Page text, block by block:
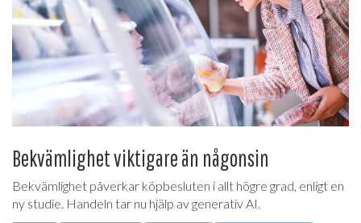
Bekvämlighet viktigare än någonsin
Bekvämlighet påverkar köpbesluten i allt högre grad, enligt en
ny studie. Handeln tar nu hjälp av generativ AI.